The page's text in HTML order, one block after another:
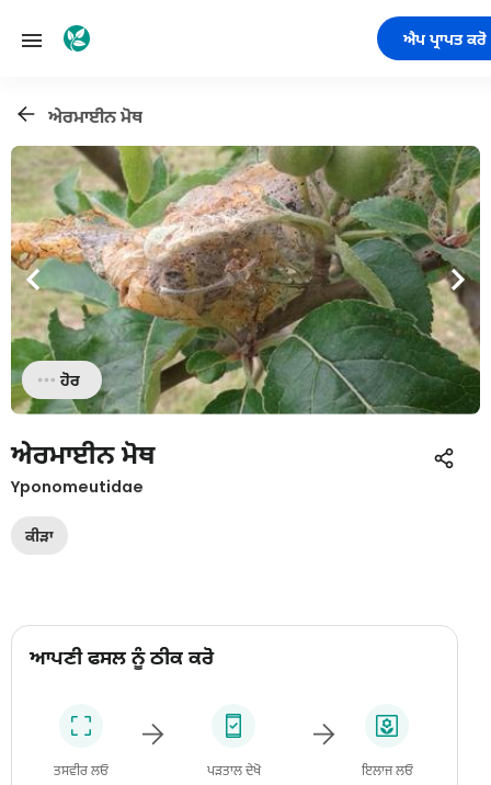
ਐਪ ਪ੍ਰਾਪਤ ਕਰੋ
ਅੇਰਮਾਈਨ ਮੋਥ
ਹੋਰ
ਅੇਰਮਾਈਨ ਮੋਥ
Yponomeutidae
ਕੀੜਾ
ਆਪਣੀ ਫਸਲ ਨੂੰ ਠੀਕ ਕਰੋ
ਤਸਵੀਰ ਲਓ ਪੜਤਾਲ ਦੇਖੋ ਇਲਾਜ ਲਓ